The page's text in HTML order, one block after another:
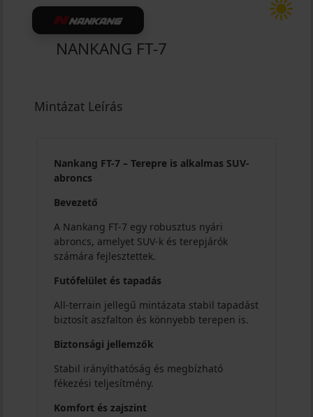
NANKANG FT-7
Mintázat Leírás
Nankang FT-7 – Terepre is alkalmas SUV-
abroncs
Bevezető
A Nankang FT-7 egy robusztus nyári
abroncs, amelyet SUV-k és terepjárók
számára fejlesztettek.
Futófelület és tapadás
All-terrain jellegű mintázata stabil tapadást
biztosít aszfalton és könnyebb terepen is.
Biztonsági jellemzők
Stabil irányíthatóság és megbízható
fékezési teljesítmény.
Komfort és zajszint